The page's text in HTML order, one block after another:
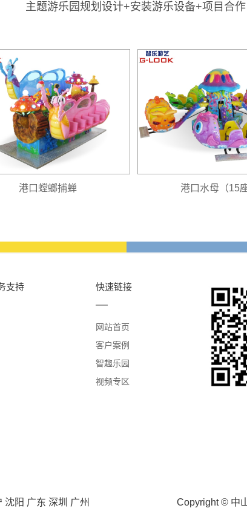
主题游乐园规划设计+安装游乐设备+项目合作
港口螳螂捕蝉 港口水母（15座
支持 快速链接
网站首页
客户案例
智趣乐园
视频专区
沈阳 广东 深圳 广州 Copyright © 中